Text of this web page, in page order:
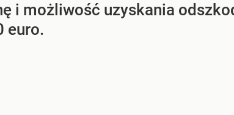
i możliwość uzyskania
euro.